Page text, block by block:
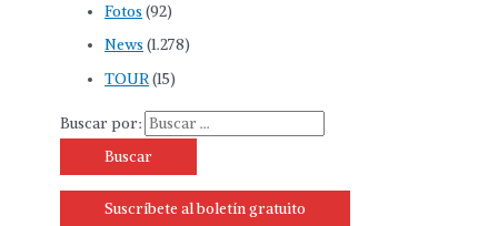
Fotos (92)
News (1.278)
TOUR(15)
Buscar por:
Suscríbete al boletín gratuito